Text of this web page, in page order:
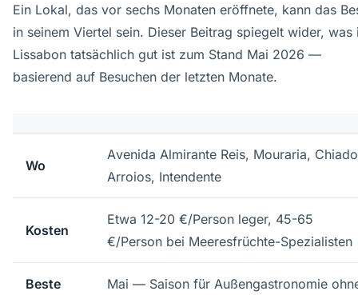
Ein Lokal, das vor sechs Monaten eröffnete, kann das
in seinem Viertel sein. Dieser Beitrag spiegelt wider, was
Lissabon tatsächlich gut ist zum Stand Mai 2026 —
basierend auf Besuchen der letzten Monate.
Wo
Avenida Almirante Reis, Mouraria,
Arroios, Intendente
Kosten
Etwa 12-20 €/Person leger, 45-65
€/Person bei Meeresfrüchte-Spezialisten
Beste
Mai — Saison für Außengastronomie